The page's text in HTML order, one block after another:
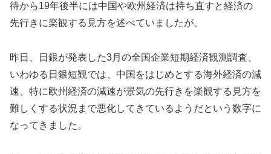
待から19年後半には中国や欧州経済は持ち直すと経済の
先行きに楽観する見方を述べていましたが、
昨日、日銀が発表した3月の全国企業短期経済観測調査、
いわゆる日銀短観では、中国をはじめとする海外経済の減
速、特に欧州経済の減速が景気の先行きを楽観する見方を
難しくする状況まで悪化してきているようだという数字に
なってきました。